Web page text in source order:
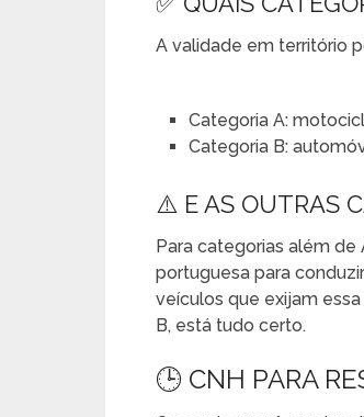
A validade em território
Categoria A:
Categoria B:
⚠️ E AS OUTRAS
Para categorias além
portuguesa para
veículos que exijam
B, está tudo certo.
🕒 CNH PARA